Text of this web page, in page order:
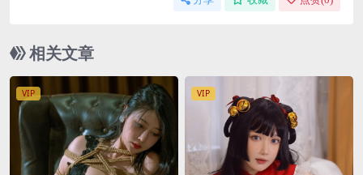
相关文章
VIP VIP